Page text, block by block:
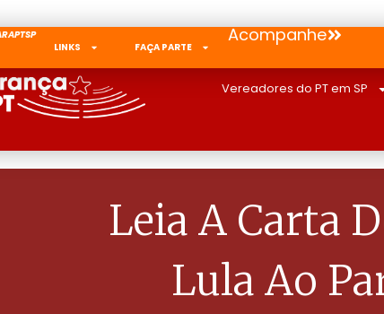
LINKS
FAÇA PARTE
Acompanhe
Vereadores do PT em SP
Leia A Carta
Lula Ao